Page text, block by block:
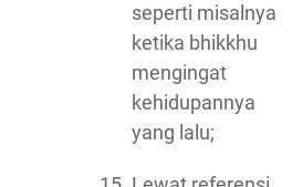
seperti misalnya
ketika bhikkhu
mengingat
kehidupannya
yang lalu;